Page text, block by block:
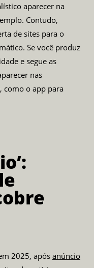
aparecer na
Contudo,
de sites para o
Se você produz
e segue as
nas
como o app para
2025, após anúncio